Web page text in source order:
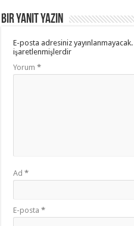
Bir yanıt yazın
E-posta adresiniz yayınlanmayacak.
işaretlenmişlerdir
Yorum*
Ad*
E-posta*